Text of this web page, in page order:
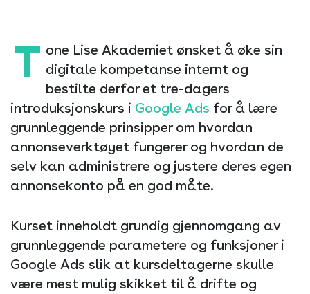
T one Lise Akademiet ønsket å øke sin
digitale kompetanse internt og
bestilte derfor et tre-dagers
introduksjonskurs i Google Ads for å lære
grunnleggende prinsipper om hvordan
annonseverktøyet fungerer og hvordan de
selv kan administrere og justere deres egen
annonsekonto på en god måte.
Kurset inneholdt grundig gjennomgang av
grunnleggende parametere og funksjoner i
Google Ads slik at kursdeltagerne skulle
være mest mulig skikket til å drifte og